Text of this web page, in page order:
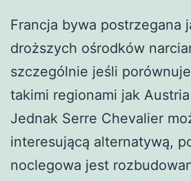
Francja bywa postrzegana
droższych ośrodków
szczególnie jeśli
takimi regionami jak Austria
Jednak Serre Chevalier
interesującą alternatywą,
noclegowa jest